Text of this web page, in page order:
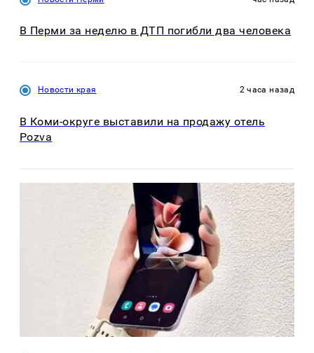
В Перми за неделю в ДТП погибли два человека
Новости края 2 часа назад
В Коми-округе выставили на продажу отель
Pozva